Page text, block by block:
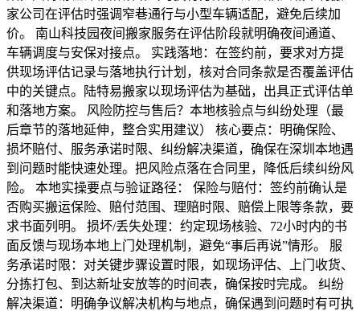
家公司在评估时强调窄巷通行与小型车辆适配，避免后续加
价。 南山科技园夜间搬家服务在评估阶段就明确夜间通道、
车辆调度与安保对接点。 实践落地：在签约前，要求对方提
供现场评估记录与落地执行计划，核对合同条款是否覆盖评估
中的关键点。陆特易搬家以现场评估为基础，出具正式评估单
和落地方案。 风险防控与售后？本地核验点与纠纷处理（最
后章节的落地延伸，整合实用建议） 核心要点：明确保险、
损坏赔付、服务承诺时限、纠纷解决渠道，确保在深圳本地遇
到问题时能快速处理。把风险点落在合同里，降低后续纠纷风
险。 本地实操要点与验证路径： 保险与赔付：签约前确认是
否购买搬运保险、赔付范围、理赔时限、赔偿上限等条款，要
求书面列明。 损坏/丢失处理：约定现场核验、72小时内的书
面反馈与现场本地上门处理机制，避免“事后再说”情形。 服
务承诺时限：对关键步骤设置时限，如现场评估、上门收货、
分拣打包、到达新址安放等的时间表，确保按时完成。 纠纷
解决渠道：明确争议解决机构与地点，确保遇到问题时有可执